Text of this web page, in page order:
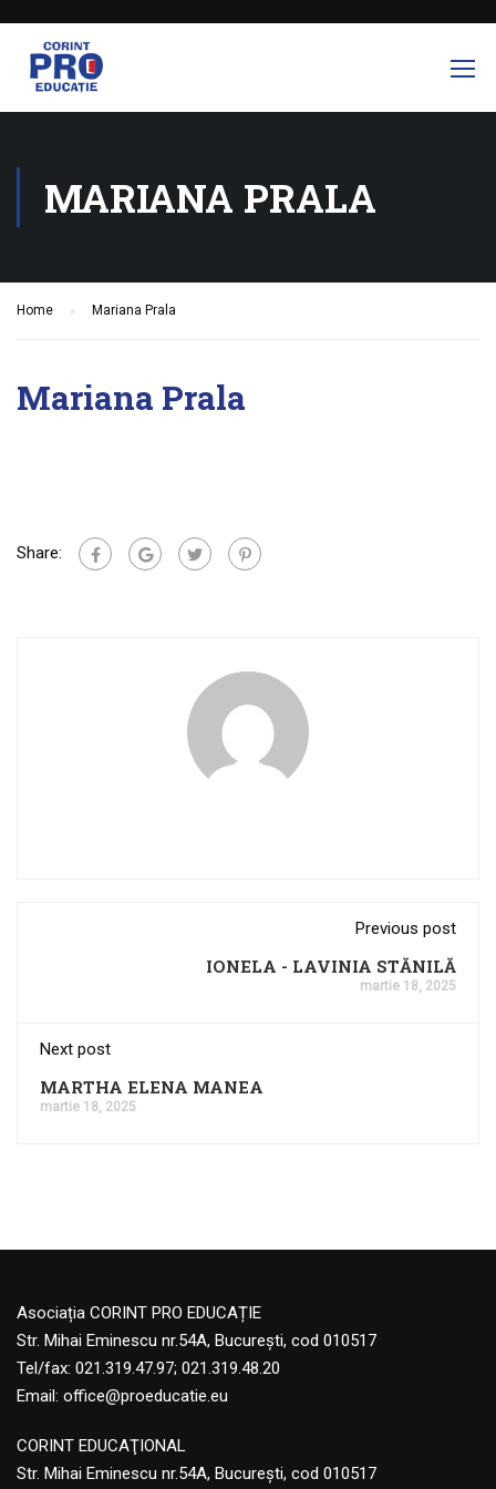
MARIANA PRALA
Home Mariana Prala
Mariana Prala
Share:
Previous post
IONELA - LAVINIA STĂNILĂ
martie 18, 2025
Next post
MARTHA ELENA MANEA
martie 18, 2025
Asociația CORINT PRO EDUCAȚIE
Str. Mihai Eminescu nr.54A, București, cod 010517
Tel/fax: 021.319.47.97; 021.319.48.20
Email: office@proeducatie.eu
CORINT EDUCAŢIONAL
Str. Mihai Eminescu nr.54A, Bucureşti, cod 010517